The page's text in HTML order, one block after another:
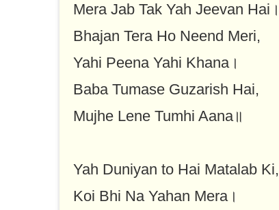
Mera Jab Tak Yah Jeevan Hai।
Bhajan Tera Ho Neend Meri,
Yahi Peena Yahi Khana।
Baba Tumase Guzarish Hai,
Mujhe Lene Tumhi Aana॥
Yah Duniyan to Hai Matalab Ki,
Koi Bhi Na Yahan Mera।